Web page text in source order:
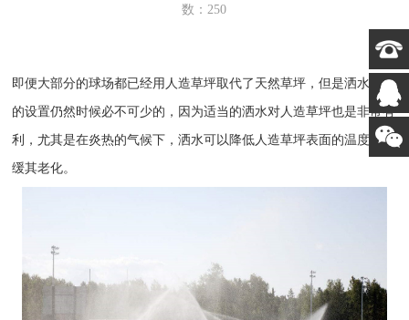
数：250
即便大部分的球场都已经用人造草坪取代了天然草坪，但是洒水系统
的设置仍然时候必不可少的，因为适当的洒水对人造草坪也是非常有
利，尤其是在炎热的气候下，洒水可以降低人造草坪表面的温度，延
缓其老化。